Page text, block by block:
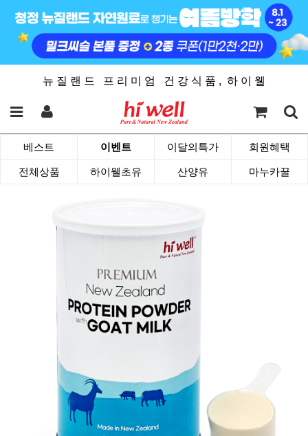
뉴 질 랜 드 프 리 미 엄 건 강 식 품 , 하 이 웰
베스트 이벤트 이달의특가 회원혜택
전체상품 하이웰초유 산양유 마누카꿀